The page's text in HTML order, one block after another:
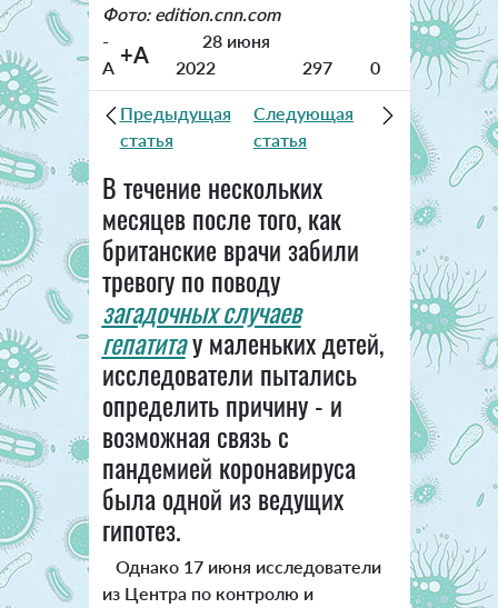
Фото: edition.cnn.com
-
A +A
28 июня
2022
297 0
Предыдущая
статья
Следующая
статья
В течение нескольких
месяцев после того, как
британские врачи забили
тревогу по поводу
загадочных случаев
гепатитау маленьких детей,
исследователи пытались
определить причину - и
возможная связь с
пандемией коронавируса
была одной из ведущих
гипотез.
Однако 17 июня исследователи
из Центра по контролю и